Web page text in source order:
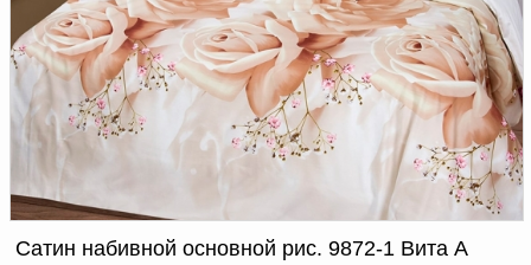
Как оформить заказ
Вакансии
Как нас найти
Написать нам
Доверенность на
получение груза
Документы по работе с
персональными данными
Письмо руководителю
Вопросы и ответы
Сатин набивной основной рис. 9872-1 Вита А